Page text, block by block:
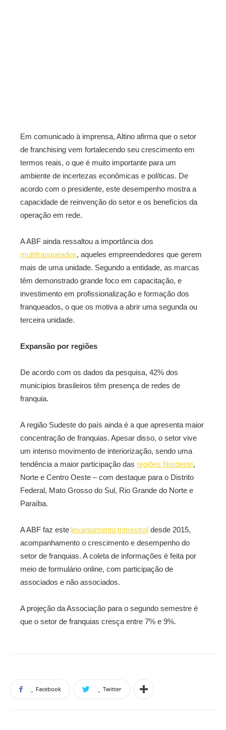
Em comunicado à imprensa, Altino afirma que o setor
de franchising vem fortalecendo seu crescimento em
termos reais, o que é muito importante para um
ambiente de incertezas econômicas e políticas. De
acordo com o presidente, este desempenho mostra a
capacidade de reinvenção do setor e os benefícios da
operação em rede.
A ABF ainda ressaltou a importância dos
multifranqueados, aqueles empreendedores que gerem
mais de uma unidade. Segundo a entidade, as marcas
têm demonstrado grande foco em capacitação, e
investimento em profissionalização e formação dos
franqueados, o que os motiva a abrir uma segunda ou
terceira unidade.
Expansão por regiões
De acordo com os dados da pesquisa, 42% dos
municípios brasileiros têm presença de redes de
franquia.
A região Sudeste do país ainda é a que apresenta maior
concentração de franquias. Apesar disso, o setor vive
um intenso movimento de interiorização, sendo uma
tendência a maior participação das regiões Nordeste,
Norte e Centro Oeste – com destaque para o Distrito
Federal, Mato Grosso do Sul, Rio Grande do Norte e
Paraíba.
A ABF faz este levantamento trimestral desde 2015,
acompanhamento o crescimento e desempenho do
setor de franquias. A coleta de informações é feita por
meio de formulário online, com participação de
associados e não associados.
A projeção da Associação para o segundo semestre é
que o setor de franquias cresça entre 7% e 9%.
Facebook Twitter